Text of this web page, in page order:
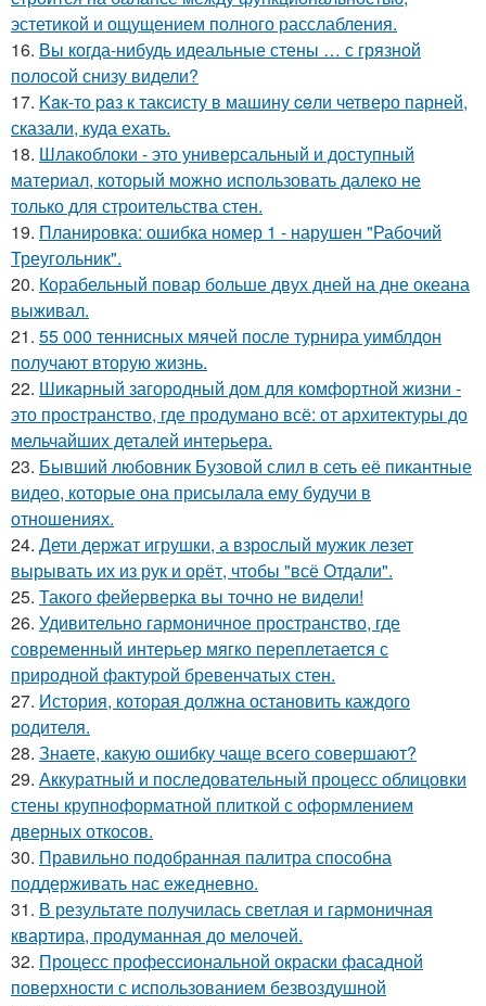
эстетикой и ощущением полного расслабления.
16. Вы когда-нибудь идеальные стены … с грязной
полосой снизу видели?
17. Kaк-то paз к таксисту в машину ceли четверо парней,
сказали, куда ехать.
18. Шлакоблоки - это универсальный и доступный
материал, который можно использовать далеко не
только для строительства стен.
19. Планировка: ошибка номер 1 - нарушен "Рабочий
Треугольник".
20. Корабельный повар больше двух дней на дне океана
выживал.
21. 55 000 теннисных мячей после турнира уимблдон
получают вторую жизнь.
22. Шикарный загородный дом для комфортной жизни -
это пространство, где продумано всё: от архитектуры до
мельчайших деталей интерьера.
23. Бывший любовник Бузовой слил в сеть её пикантные
видео, которые она присылала ему будучи в
отношениях.
24. Дети держат игрушки, а взрослый мужик лезет
вырывать их из рук и орёт, чтобы "всё Отдали".
25. Такого фейерверка вы точно не видели!
26. Удивительно гармоничное пространство, где
современный интерьер мягко переплетается с
природной фактурой бревенчатых стен.
27. История, которая должна остановить каждого
родителя.
28. Знаете, какую ошибку чаще всего совершают?
29. Аккуратный и последовательный процесс облицовки
стены крупноформатной плиткой с оформлением
дверных откосов.
30. Правильно подобранная палитра способна
поддерживать нас ежедневно.
31. В результате получилась светлая и гармоничная
квартира, продуманная до мелочей.
32. Процесс профессиональной окраски фасадной
поверхности с использованием безвоздушной